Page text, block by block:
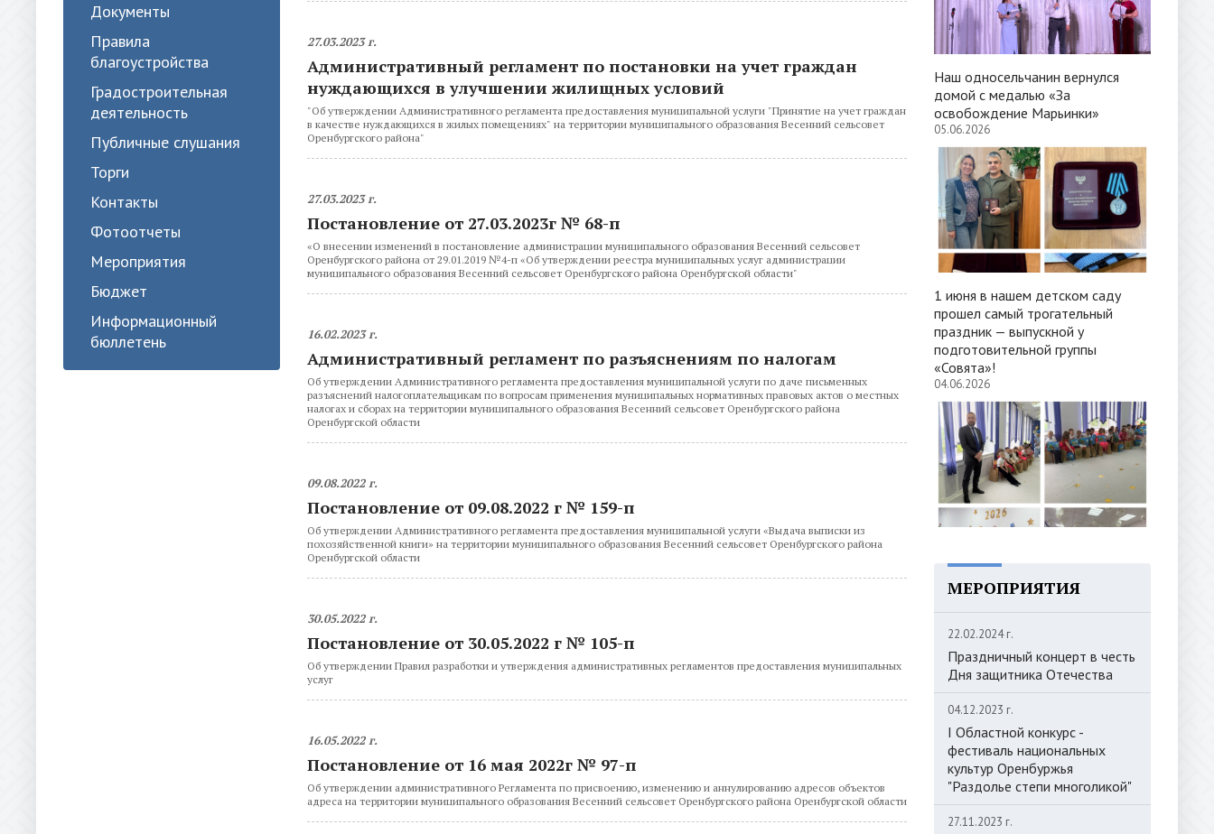
Документы
Правила
благоустройства
Градостроительная
деятельность
Публичные слушания
Торги
Контакты
Фотоотчеты
Мероприятия
Бюджет
Информационный
бюллетень
27.03.2023 г.
Административный регламент по постановки на учет граждан
нуждающихся в улучшении жилищных условий
"Об утверждении Административного регламента предоставления муниципальной услуги "Принятие на учет граждан
в качестве нуждающихся в жилых помещениях" на территории муниципального образования Весенний сельсовет
Оренбургского района"
27.03.2023 г.
Постановление от 27.03.2023г № 68-п
«О внесении изменений в постановление администрации муниципального образования Весенний сельсовет
Оренбургского района от 29.01.2019 №4-п «Об утверждении реестра муниципальных услуг администрации
муниципального образования Весенний сельсовет Оренбургского района Оренбургской области"
16.02.2023 г.
Административный регламент по разъяснениям по налогам
Об утверждении Административного регламента предоставления муниципальной услуги по даче письменных
разъяснений налогоплательщикам по вопросам применения муниципальных нормативных правовых актов о местных
налогах и сборах на территории муниципального образования Весенний сельсовет Оренбургского района
Оренбургской области
09.08.2022 г.
Постановление от 09.08.2022 г № 159-п
Об утверждении Административного регламента предоставления муниципальной услуги «Выдача выписки из
похозяйственной книги» на территории муниципального образования Весенний сельсовет Оренбургского района
Оренбургской области
30.05.2022 г.
Постановление от 30.05.2022 г № 105-п
Об утверждении Правил разработки и утверждения административных регламентов предоставления муниципальных
услуг
16.05.2022 г.
Постановление от 16 мая 2022г № 97-п
Об утверждении административного Регламента по присвоению, изменению и аннулированию адресов объектов
адреса на территории муниципального образования Весенний сельсовет Оренбургского района Оренбургской области
Наш односельчанин вернулся
домой с медалью «За
освобождение Марьинки»
05.06.2026
1 июня в нашем детском саду
прошел самый трогательный
праздник — выпускной у
подготовительной группы
«Совята»!
04.06.2026
МЕРОПРИЯТИЯ
22.02.2024 г.
Праздничный концерт в честь
Дня защитника Отечества
04.12.2023 г.
I Областной конкурс -
фестиваль национальных
культур Оренбуржья
"Раздолье степи многоликой"
27.11.2023 г.